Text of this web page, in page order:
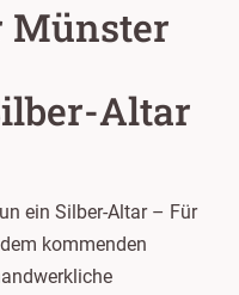
Münster
Altar
ein Silber-Altar – Für
kommenden